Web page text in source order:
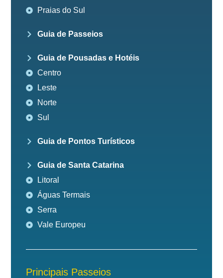
Praias do Sul
Guia de Passeios
Guia de Pousadas e Hotéis
Centro
Leste
Norte
Sul
Guia de Pontos Turísticos
Guia de Santa Catarina
Litoral
Águas Termais
Serra
Vale Europeu
Principais Passeios